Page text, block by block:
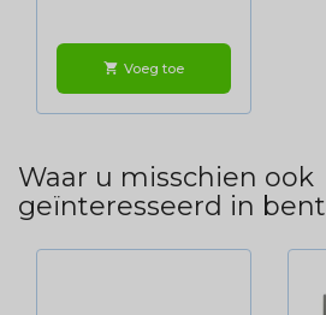
shopping_cart Voeg toe
Waar u misschien ook
geïnteresseerd in bent